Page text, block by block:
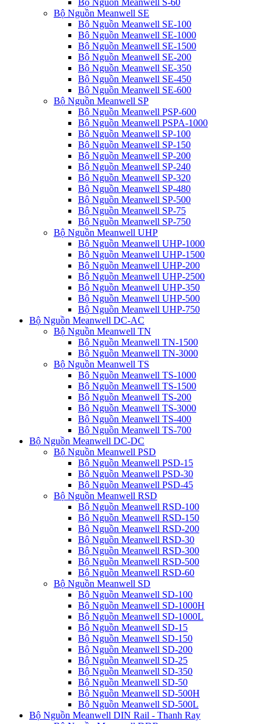
Bộ Nguồn Meanwell SE
Bộ Nguồn Meanwell SE-100
Bộ Nguồn Meanwell SE-1000
Bộ Nguồn Meanwell SE-1500
Bộ Nguồn Meanwell SE-200
Bộ Nguồn Meanwell SE-350
Bộ Nguồn Meanwell SE-450
Bộ Nguồn Meanwell SE-600
Bộ Nguồn Meanwell SP
Bộ Nguồn Meanwell PSP-600
Bộ Nguồn Meanwell PSPA-1000
Bộ Nguồn Meanwell SP-100
Bộ Nguồn Meanwell SP-150
Bộ Nguồn Meanwell SP-200
Bộ Nguồn Meanwell SP-240
Bộ Nguồn Meanwell SP-320
Bộ Nguồn Meanwell SP-480
Bộ Nguồn Meanwell SP-500
Bộ Nguồn Meanwell SP-75
Bộ Nguồn Meanwell SP-750
Bộ Nguồn Meanwell UHP
Bộ Nguồn Meanwell UHP-1000
Bộ Nguồn Meanwell UHP-1500
Bộ Nguồn Meanwell UHP-200
Bộ Nguồn Meanwell UHP-2500
Bộ Nguồn Meanwell UHP-350
Bộ Nguồn Meanwell UHP-500
Bộ Nguồn Meanwell UHP-750
Bộ Nguồn Meanwell DC-AC
Bộ Nguồn Meanwell TN
Bộ Nguồn Meanwell TN-1500
Bộ Nguồn Meanwell TN-3000
Bộ Nguồn Meanwell TS
Bộ Nguồn Meanwell TS-1000
Bộ Nguồn Meanwell TS-1500
Bộ Nguồn Meanwell TS-200
Bộ Nguồn Meanwell TS-3000
Bộ Nguồn Meanwell TS-400
Bộ Nguồn Meanwell TS-700
Bộ Nguồn Meanwell DC-DC
Bộ Nguồn Meanwell PSD
Bộ Nguồn Meanwell PSD-15
Bộ Nguồn Meanwell PSD-30
Bộ Nguồn Meanwell PSD-45
Bộ Nguồn Meanwell RSD
Bộ Nguồn Meanwell RSD-100
Bộ Nguồn Meanwell RSD-150
Bộ Nguồn Meanwell RSD-200
Bộ Nguồn Meanwell RSD-30
Bộ Nguồn Meanwell RSD-300
Bộ Nguồn Meanwell RSD-500
Bộ Nguồn Meanwell RSD-60
Bộ Nguồn Meanwell SD
Bộ Nguồn Meanwell SD-100
Bộ Nguồn Meanwell SD-1000H
Bộ Nguồn Meanwell SD-1000L
Bộ Nguồn Meanwell SD-15
Bộ Nguồn Meanwell SD-150
Bộ Nguồn Meanwell SD-200
Bộ Nguồn Meanwell SD-25
Bộ Nguồn Meanwell SD-350
Bộ Nguồn Meanwell SD-50
Bộ Nguồn Meanwell SD-500H
Bộ Nguồn Meanwell SD-500L
Bộ Nguồn Meanwell DIN Rail - Thanh Ray